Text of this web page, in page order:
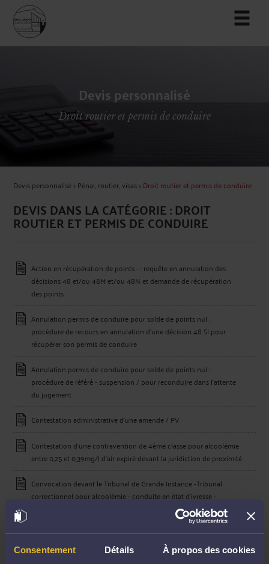
Consentement Détails À propos des cookies
Devis personnalisé
Droit routier et permis de conduire
Devis personnalisé>Pénal, routier, visas>Droit routier et permis de conduire
DEVIS DANS LA CATÉGORIE : DROIT
ROUTIER ET PERMIS DE CONDUIRE
Action en récupération de points - : requête en annulation des
décisions 48 et/ou 48M et/ou 48N et demande de récupération
des points
Annulation permis de conduire pour solde de points nul :
procédure de recours en annulation d'une décision 48 SI pour
récupérer son permis de conduire
Annulation permis de conduire pour solde de points nul :
procédure de référé - suspension / pour reconduire dans l'attente
du jugement
Contestation administrative d'une amende / PV
Contestation d'une contravention de 4ème classe pour alcoolémie
entre 0,25 et 0,39mg/l d'air expiré devant la juridiction de proximité
Convocation devant le Tribunal de Grande Instance -Tribunal
correctionnel pour alcoolémie - conduite en état d'ivresse -
Délit de fuite, conduite sans permis, refus d'obtempérer :
comparution sur Reconnaissance Préalable de Culpabilité